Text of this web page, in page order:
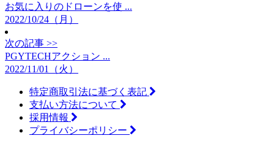
お気に入りのドローンを使 ...
2022/10/24（月）
次の記事 >>
PGYTECHアクション ...
2022/11/01（火）
特定商取引法に基づく表記
支払い方法について
採用情報
プライバシーポリシー